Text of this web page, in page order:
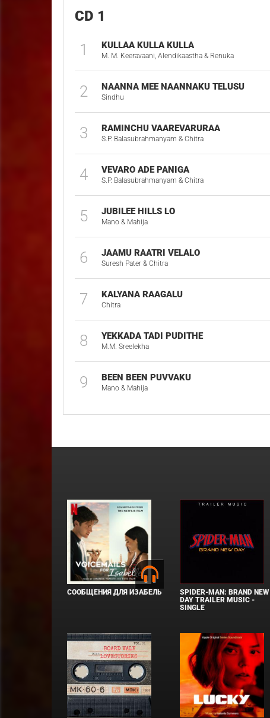
CD 1
1 KULLAA KULLA KULLA
M. M. Keeravaani, Alendikaastha & Renuka
2 NAANNA MEE NAANNAKU TELUSU
Sindhu
3 RAMINCHU VAAREVARURAA
S.P. Balasubrahmanyam & Chitra
4 VEVARO ADE PANIGA
S.P. Balasubrahmanyam & Chitra
5 JUBILEE HILLS LO
Mano & Mahija
6 JAAMU RAATRI VELALO
Suresh Pater & Chitra
7 KALYANA RAAGALU
Chitra
8 YEKKADA TADI PUDITHE
M.M. Sreelekha
9 BEEN BEEN PUVVAKU
Mano & Mahija
СООБЩЕНИЯ ДЛЯ ИЗАБЕЛЬ
SPIDER-MAN: BRAND NEW
DAY TRAILER MUSIC -
SINGLE